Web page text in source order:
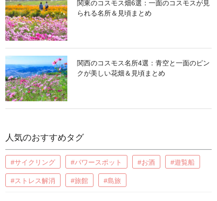
関東のコスモス畑6選：一面のコスモスが見
られる名所＆見頃まとめ
関西のコスモス名所4選：青空と一面のピン
クが美しい花畑＆見頃まとめ
人気のおすすめタグ
#サイクリング #パワースポット #お酒 #遊覧船
#ストレス解消 #旅館 #島旅